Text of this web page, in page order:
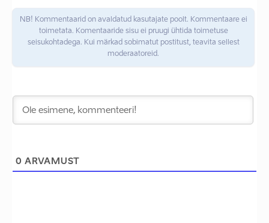
NB! Kommentaarid on avaldatud kasutajate poolt. Kommentaare ei
toimetata. Komentaaride sisu ei pruugi ühtida toimetuse
seisukohtadega. Kui märkad sobimatut postitust, teavita sellest
moderaatoreid.
0 ARVAMUST